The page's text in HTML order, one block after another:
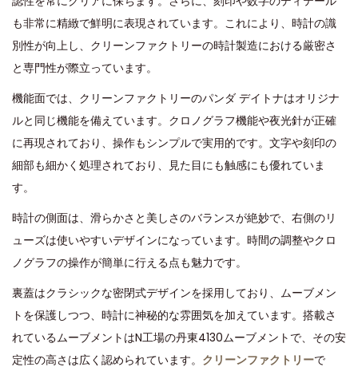
も非常に精緻で鮮明に表現されています。これにより、時計の識
別性が向上し、クリーンファクトリーの時計製造における厳密さ
と専門性が際立っています。
機能面では、クリーンファクトリーのパンダ デイトナはオリジナ
ルと同じ機能を備えています。クロノグラフ機能や夜光針が正確
に再現されており、操作もシンプルで実用的です。文字や刻印の
細部も細かく処理されており、見た目にも触感にも優れていま
す。
時計の側面は、滑らかさと美しさのバランスが絶妙で、右側のリ
ューズは使いやすいデザインになっています。時間の調整やクロ
ノグラフの操作が簡単に行える点も魅力です。
裏蓋はクラシックな密閉式デザインを採用しており、ムーブメン
トを保護しつつ、時計に神秘的な雰囲気を加えています。搭載さ
れているムーブメントはN工場の丹東4130ムーブメントで、その安
定性の高さは広く認められています。 クリーンファクトリーで